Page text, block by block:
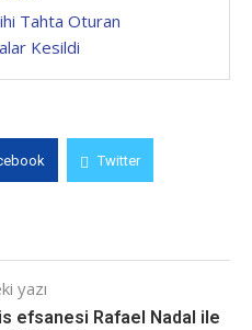
Tahta Oturan
Kesildi
Twitter
yazı
efsanesi Rafael Nadal ile